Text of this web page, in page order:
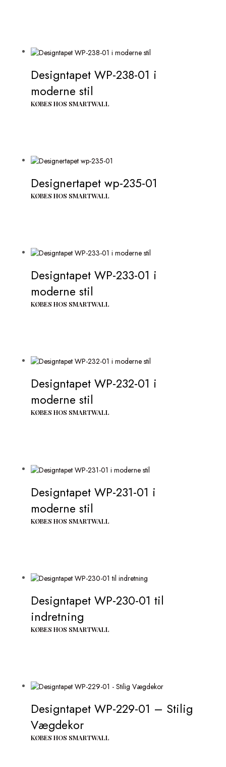
Designtapet WP-238-01 i
moderne stil
KØBES HOS SMARTWALL
Designertapet wp-235-01
KØBES HOS SMARTWALL
Designtapet WP-233-01 i
moderne stil
KØBES HOS SMARTWALL
Designtapet WP-232-01 i
moderne stil
KØBES HOS SMARTWALL
Designtapet WP-231-01 i
moderne stil
KØBES HOS SMARTWALL
Designtapet WP-230-01 til
indretning
KØBES HOS SMARTWALL
Designtapet WP-229-01 – Stilig
Vægdekor
KØBES HOS SMARTWALL